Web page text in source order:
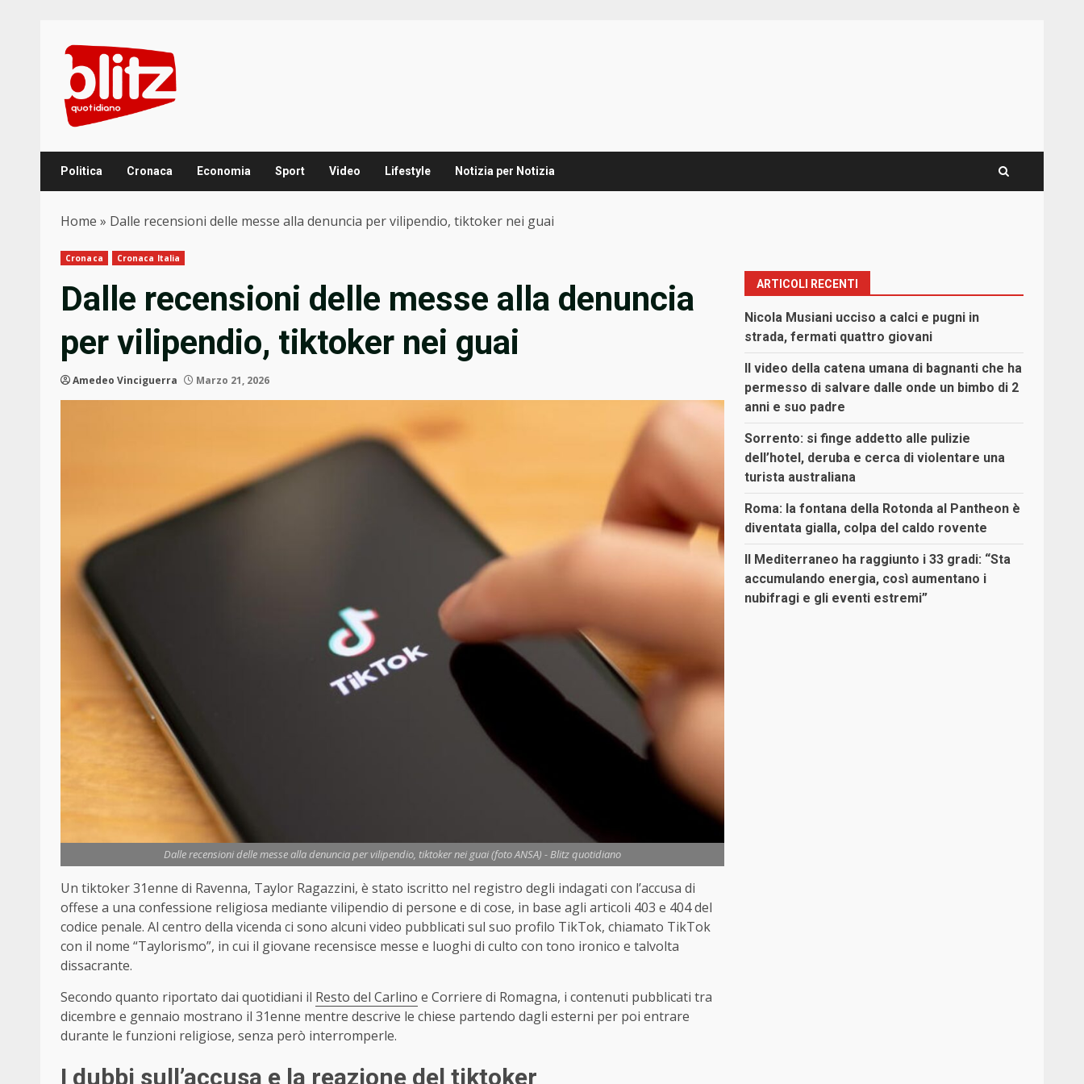
content
Politica Cronaca Economia Sport Video Lifestyle Notizia per Notizia
Home » Dalle recensioni delle messe alla denuncia per vilipendio, tiktoker nei guai
Cronaca Cronaca Italia
Dalle recensioni delle messe alla denuncia
per vilipendio, tiktoker nei guai
Amedeo Vinciguerra Marzo 21, 2026
Dalle recensioni delle messe alla denuncia per vilipendio, tiktoker nei guai (foto ANSA) - Blitz quotidiano
Un tiktoker 31enne di Ravenna, Taylor Ragazzini, è stato iscritto nel registro degli indagati con l’accusa di
offese a una confessione religiosa mediante vilipendio di persone e di cose, in base agli articoli 403 e 404 del
codice penale. Al centro della vicenda ci sono alcuni video pubblicati sul suo profilo TikTok, chiamato TikTok
con il nome “Taylorismo”, in cui il giovane recensisce messe e luoghi di culto con tono ironico e talvolta
dissacrante.
Secondo quanto riportato dai quotidiani il Resto del Carlino e Corriere di Romagna, i contenuti pubblicati tra
dicembre e gennaio mostrano il 31enne mentre descrive le chiese partendo dagli esterni per poi entrare
durante le funzioni religiose, senza però interromperle.
I dubbi sull’accusa e la reazione del tiktoker
ARTICOLI RECENTI
Nicola Musiani ucciso a calci e pugni in
strada, fermati quattro giovani
Il video della catena umana di bagnanti che ha
permesso di salvare dalle onde un bimbo di 2
anni e suo padre
Sorrento: si finge addetto alle pulizie
dell’hotel, deruba e cerca di violentare una
turista australiana
Roma: la fontana della Rotonda al Pantheon è
diventata gialla, colpa del caldo rovente
Il Mediterraneo ha raggiunto i 33 gradi: “Sta
accumulando energia, così aumentano i
nubifragi e gli eventi estremi”